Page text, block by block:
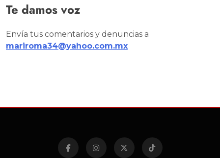
Te damos voz
Envía tus comentarios y denuncias a
mariroma34@yahoo.com.mx